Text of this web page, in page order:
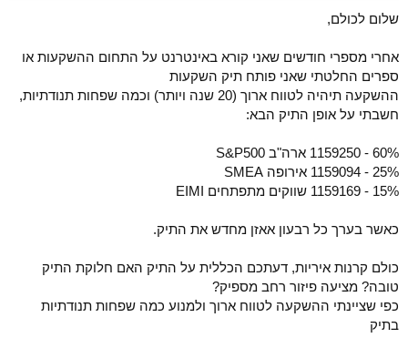
שלום לכולם,
אחרי מספרי חודשים שאני קורא באינטרנט על התחום ההשקעות או
ספרים החלטתי שאני פותח תיק השקעות
ההשקעה תיהיה לטווח ארוך (20 שנה ויותר) וכמה שפחות תנודתיות,
חשבתי על אופן התיק הבא:
60% - 1159250 ארה"ב S&P500
25% - 1159094 אירופה SMEA
15% - 1159169 שווקים מתפתחים EIMI
כאשר בערך כל רבעון אאזן מחדש את התיק.
כולם קרנות איריות, דעתכם הכללית על התיק האם חלוקת התיק
טובה? מציעה פיזור רחב מספיק?
כפי שציינתי ההשקעה לטווח ארוך ולמנוע כמה שפחות תנודתיות
בתיק